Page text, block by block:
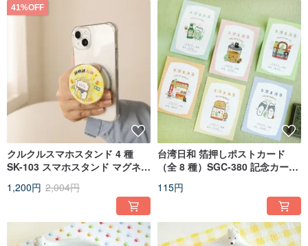
41%OFF
クルクルスマホスタンド 4 種
SK-103 スマホスタンド マグネッ
1,200円 2,004円
台湾日和 箔押しポストカード
（全 8 種）SGC-380 記念カード
115円